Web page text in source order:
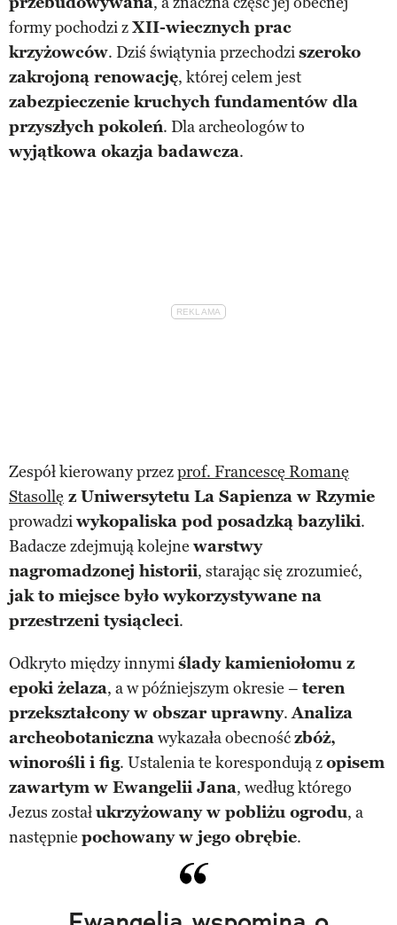
formy pochodzi zXII-wiecznych prac
krzyżowców. Dziś świątynia przechodziszeroko
zakrojoną renowację, której celem jest
zabezpieczenie kruchych fundamentów dla
przyszłych pokoleń. Dla archeologów to
wyjątkowa okazja badawcza.
Zespół kierowany przezprof. Francescę Romanę
Stasollę z Uniwersytetu La Sapienza w Rzymie
prowadziwykopaliska pod posadzką bazyliki.
Badacze zdejmują kolejne warstwy
nagromadzonej historii, starając się zrozumieć,
jak to miejsce było wykorzystywane na
przestrzeni tysiącleci.
Odkryto między innymiślady kamieniołomu z
epoki żelaza, a w późniejszym okresie – teren
przekształcony w obszar uprawny.Analiza
archeobotanicznawykazała obecnośćzbóż,
winorośli i fig. Ustalenia te korespondują zopisem
zawartym w Ewangelii Jana, według którego
Jezus zostałukrzyżowany w pobliżu ogrodu, a
następnie pochowany w jego obrębie.